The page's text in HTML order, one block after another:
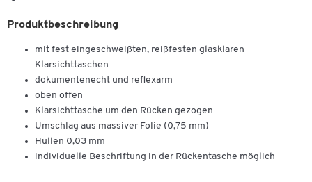
Produktbeschreibung
mit fest eingeschweißten, reißfesten glasklaren
Klarsichttaschen
dokumentenecht und reflexarm
oben offen
Klarsichttasche um den Rücken gezogen
Umschlag aus massiver Folie (0,75 mm)
Hüllen 0,03 mm
individuelle Beschriftung in der Rückentasche möglich